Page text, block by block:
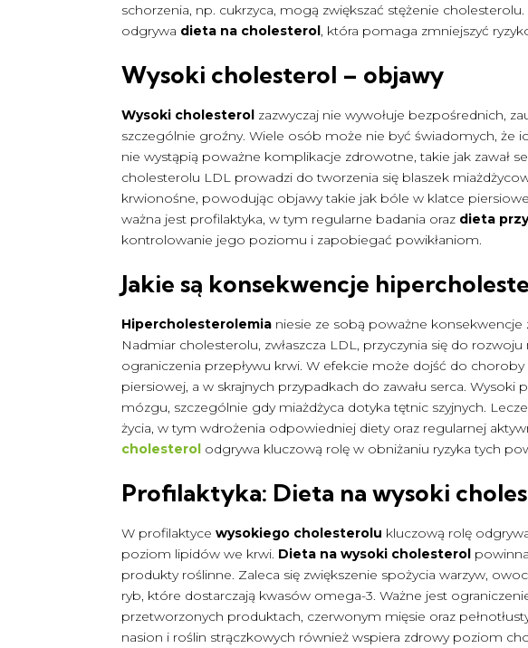
schorzenia, np. cukrzyca, mogą zwiększać stężenie
odgrywa dieta na cholesterol , która pomaga zmniejszyć
Wysoki cholesterol – objawy
Wysoki cholesterol zazwyczaj nie wywołuje bezpośrednich,
szczególnie groźny. Wiele osób może nie być świadomych,
nie wystąpią poważne komplikacje zdrowotne, takie jak zawał
cholesterolu LDL prowadzi do tworzenia się blaszek
krwionośne, powodując objawy takie jak bóle w klatce
ważna jest profilaktyka, w tym regularne badania oraz dieta
kontrolowanie jego poziomu i zapobiegać powikłaniom.
Jakie są konsekwencje
Hipercholesterolemia niesie ze sobą poważne konsekwencje
Nadmiar cholesterolu, zwłaszcza LDL, przyczynia się do
ograniczenia przepływu krwi. W efekcie może dojść do
piersiowej, a w skrajnych przypadkach do zawału serca.
mózgu, szczególnie gdy miażdżyca dotyka tętnic szyjnych.
życia, w tym wdrożenia odpowiedniej diety oraz regularnej
cholesterol odgrywa kluczową rolę w obniżaniu ryzyka tych
Profilaktyka: Dieta na wysoki
W profilaktycewysokiego cholesterolu kluczową rolę
poziom lipidów we krwi. Dieta na wysoki cholesterol
produkty roślinne. Zaleca się zwiększenie spożycia warzyw,
ryb, które dostarczają kwasów omega-3. Ważne jest
przetworzonych produktach, czerwonym mięsie oraz
nasion i roślin strączkowych również wspiera zdrowy poziom